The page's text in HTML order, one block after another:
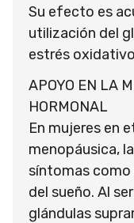
Su efecto es
utilización del
estrés
APOYO EN LA
HORMONAL
En mujeres en
menopáusica,
síntomas
del sueño. Al
glándulas